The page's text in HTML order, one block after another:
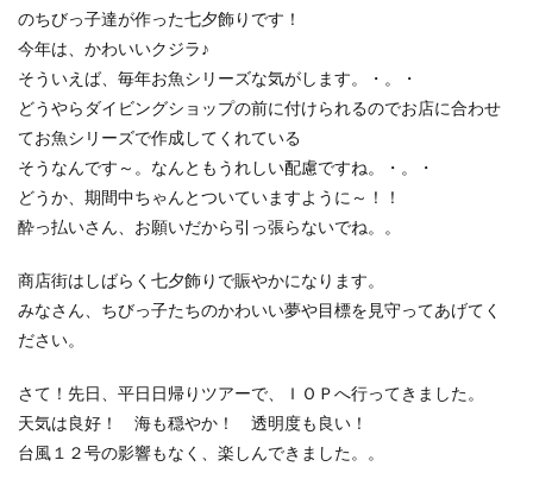
のちびっ子達が作った七夕飾りです！
今年は、かわいいクジラ♪
そういえば、毎年お魚シリーズな気がします。・。・
どうやらダイビングショップの前に付けられるのでお店に合わせ
てお魚シリーズで作成してくれている
そうなんです～。なんともうれしい配慮ですね。・。・
どうか、期間中ちゃんとついていますように～！！
酔っ払いさん、お願いだから引っ張らないでね。。
商店街はしばらく七夕飾りで賑やかになります。
みなさん、ちびっ子たちのかわいい夢や目標を見守ってあげてく
ださい。
さて！先日、平日日帰りツアーで、ＩＯＰへ行ってきました。
天気は良好！ 海も穏やか！ 透明度も良い！
台風１２号の影響もなく、楽しんできました。。